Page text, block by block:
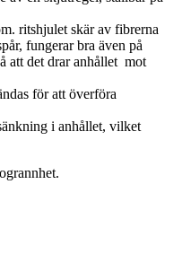
ritshjulet skär av fibrerna
fungerar bra även på
att det drar anhållet mot
för att överföra
i anhållet, vilket